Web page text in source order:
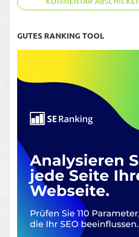
GUTES RANKING TOOL